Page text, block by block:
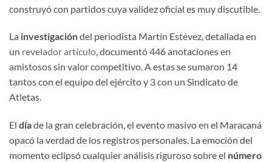
construyó con partidos cuya validez oficial es muy discutible.
La investigacióndel periodista Martín Estévez, detallada en
un revelador artículo, documentó 446 anotaciones en
amistosos sin valor competitivo. A estas se sumaron 14
tantos con el equipo del ejército y 3 con un Sindicato de
Atletas.
El díade la gran celebración, el evento masivo en el Maracaná
opacó la verdad de los registros personales. La emoción del
momento eclipsó cualquier análisis riguroso sobre el número